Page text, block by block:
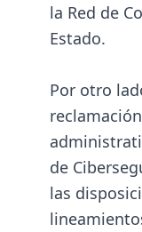
la Red de
Estado.
Por otro
de
las